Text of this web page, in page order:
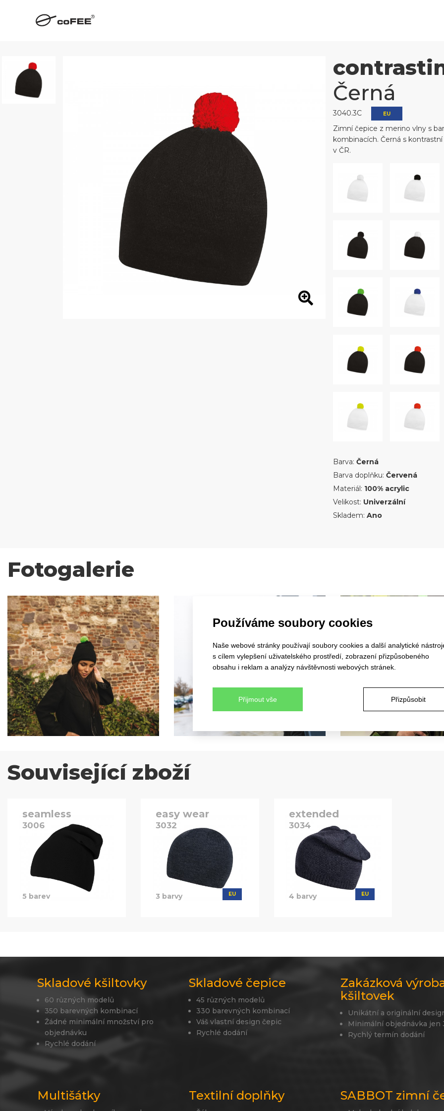
Používáme soubory cookies
Naše webové stránky používají soubory cookies a další analytické
s cílem vylepšení uživatelského prostředí, zobrazení přizpůsobeného
obsahu i reklam a analýzy návštěvnosti webových stránek.
Přijmout vše Přizpůsobit
Černá
3040.3C EU
Zimní čepice z merino vlny s
kombinacích. Černá s
v ČR.
Barva: Černá
Barva doplňku: Červená
Materiál: 100% acrylic
Velikost: Univerzální
Skladem: Ano
Fotogalerie
Související zboží
seamless
3006
5 barev
easy wear
3032
3 barvy EU
extended
3034
4 barvy EU
Skladové kšiltovky
60 různých modelů
350 barevných kombinací
Žádné minimální množství pro
objednávku
Rychlé dodání
Skladové čepice
45 různých modelů
330 barevných kombinací
Váš vlastní design čepic
Rychlé dodání
Zakázková
kšiltovek
Unikátní a originální
Minimální objednávka jen
Rychlý termín dodání
Multišátky Textilní doplňky SABBOT zimní